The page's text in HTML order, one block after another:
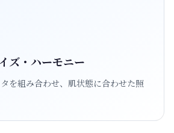
ズ・ハーモニー
を組み合わせ、肌状態に合わせた照